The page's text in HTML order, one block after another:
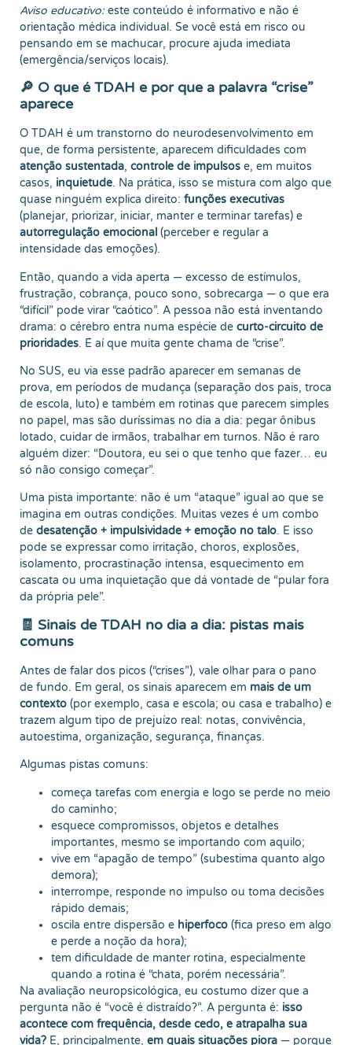
Aviso educativo:este conteúdo é informativo e não é
orientação médica individual. Se você está em risco ou
pensando em se machucar, procure ajuda imediata
(emergência/serviços locais).
🔎 O que é TDAH e por que a palavra “crise”
aparece
O TDAH é um transtorno do neurodesenvolvimento em
que, de forma persistente, aparecem dificuldades com
atenção sustentada, controle de impulsos e, em muitos
casos, inquietude. Na prática, isso se mistura com algo que
quase ninguém explica direito: funções executivas
(planejar, priorizar, iniciar, manter e terminar tarefas) e
autorregulação emocional (perceber e regular a
intensidade das emoções).
Então, quando a vida aperta — excesso de estímulos,
frustração, cobrança, pouco sono, sobrecarga — o que era
“difícil” pode virar “caótico”. A pessoa não está inventando
drama: o cérebro entra numa espécie de curto-circuito de
prioridades. É aí que muita gente chama de “crise”.
No SUS, eu via esse padrão aparecer em semanas de
prova, em períodos de mudança (separação dos pais, troca
de escola, luto) e também em rotinas que parecem simples
no papel, mas são duríssimas no dia a dia: pegar ônibus
lotado, cuidar de irmãos, trabalhar em turnos. Não é raro
alguém dizer: “Doutora, eu sei o que tenho que fazer… eu
só não consigo começar”.
Uma pista importante: não é um “ataque” igual ao que se
imagina em outras condições. Muitas vezes é um combo
de desatenção + impulsividade + emoção no talo. E isso
pode se expressar como irritação, choros, explosões,
isolamento, procrastinação intensa, esquecimento em
cascata ou uma inquietação que dá vontade de “pular fora
da própria pele”.
🧾 Sinais de TDAH no dia a dia: pistas mais
comuns
Antes de falar dos picos (“crises”), vale olhar para o pano
de fundo. Em geral, os sinais aparecem em mais de um
contexto (por exemplo, casa e escola; ou casa e trabalho) e
trazem algum tipo de prejuízo real: notas, convivência,
autoestima, organização, segurança, finanças.
Algumas pistas comuns:
começa tarefas com energia e logo se perde no meio
do caminho;
esquece compromissos, objetos e detalhes
importantes, mesmo se importando com aquilo;
vive em “apagão de tempo” (subestima quanto algo
demora);
interrompe, responde no impulso ou toma decisões
rápido demais;
oscila entre dispersão e hiperfoco (fica preso em algo
e perde a noção da hora);
tem dificuldade de manter rotina, especialmente
quando a rotina é “chata, porém necessária”.
Na avaliação neuropsicológica, eu costumo dizer que a
pergunta não é “você é distraído?”. A pergunta é: isso
acontece com frequência, desde cedo, e atrapalha sua
vida? E, principalmente, em quais situações piora — porque